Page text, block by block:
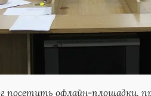
посетить офлайн-площадки,